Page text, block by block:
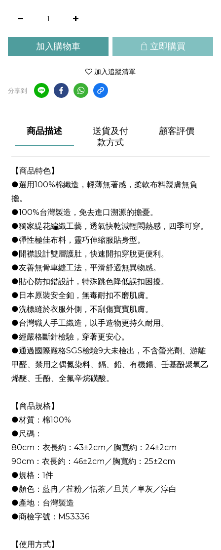
加入購物車 立即購買
加入追蹤清單
分享到
商品描述
送貨及付
款方式
顧客評價
【商品特色】
●選用100%棉織造，輕薄無著感，柔軟布料親膚無負
擔。
●100%台灣製造，免去進口溯源的擔憂。
●獨家緹花編織工藝，透氣快乾減輕悶熱感，四季可穿。
●彈性極佳布料，靈巧伸縮服貼身型。
●開襟設計雙層護肚，快速開扣穿脫更便利。
●友善無骨車縫工法，平滑舒適無異物感。
●貼心防扣錯設計，特殊跳色降低誤扣困擾。
●日本原裝安全釦，無毒耐扣不磨肌膚。
●洗標縫於衣服外側，不刮傷寶寶肌膚。
●台灣職人手工織造，以手造物更持久耐用。
●經嚴格斷針檢驗，穿著更安心。
●通過國際嚴格SGS檢驗9大未檢出，不含螢光劑、游離
甲醛、禁用之偶氮染料、鎘、鉛、有機鍚、壬基酚聚氧乙
烯醚、壬酚、全氟辛烷磺酸。
【商品規格】
●材質：棉100%
●尺碼：
80cm：衣長約：43±2cm／胸寬約：24±2cm
90cm：衣長約：46±2cm／胸寬約：25±2cm
●規格：1件
●顏色：藍冉／荏粉／恬茶／旦黃／阜灰／淳白
●產地：台灣製造
●商檢字號：M53336
【使用方式】